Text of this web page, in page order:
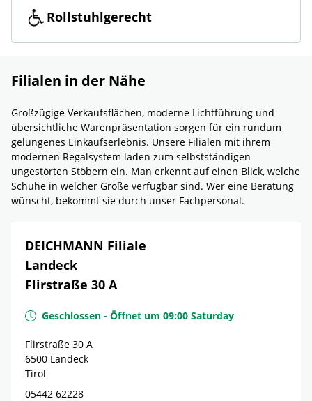
Rollstuhlgerecht
Filialen in der Nähe
Großzügige Verkaufsflächen, moderne Lichtführung und
übersichtliche Warenpräsentation sorgen für ein rundum
gelungenes Einkaufserlebnis. Unsere Filialen mit ihrem
modernen Regalsystem laden zum selbstständigen
ungestörten Stöbern ein. Man erkennt auf einen Blick, welche
Schuhe in welcher Größe verfügbar sind. Wer eine Beratung
wünscht, bekommt sie durch unser Fachpersonal.
DEICHMANN Filiale
Landeck
Flirstraße 30 A
Geschlossen - Öffnet um 09:00 Saturday
Flirstraße 30 A
6500 Landeck
Tirol
05442 62228